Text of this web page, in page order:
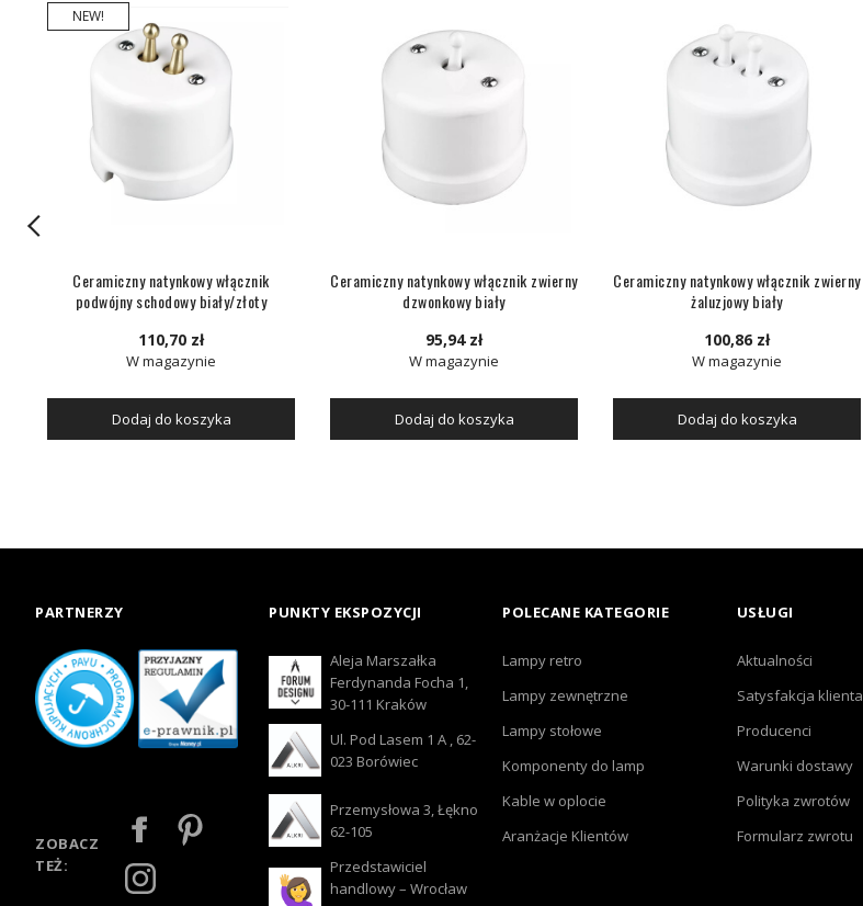
NEW!
Ceramiczny natynkowy włącznik
podwójny schodowy biały/złoty
110,70 zł
W magazynie
Dodaj do koszyka
Ceramiczny natynkowy włącznik zwierny
dzwonkowy biały
95,94 zł
W magazynie
Dodaj do koszyka
Ceramiczny natynkowy włącznik zwierny
żaluzjowy biały
100,86 zł
W magazynie
Dodaj do koszyka
PARTNERZY
ZOBACZ
TEŻ:
PUNKTY EKSPOZYCJI
Aleja Marszałka
Ferdynanda Focha 1,
30-111 Kraków
Ul. Pod Lasem 1 A , 62-
023 Borówiec
Przemysłowa 3, Łękno
62-105
Przedstawiciel
handlowy – Wrocław
POLECANE KATEGORIE
Lampy retro
Lampy zewnętrzne
Lampy stołowe
Komponenty do lamp
Kable w oplocie
Aranżacje Klientów
USŁUGI
Aktualności
Satysfakcja klienta
Producenci
Warunki dostawy
Polityka zwrotów
Formularz zwrotu